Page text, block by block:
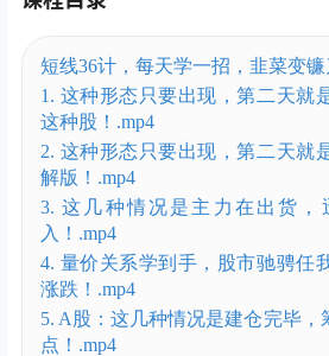
短线36计，每天学一招，韭菜变镰
1. 这种形态只要出现，第二天就
这种股！.mp4
2. 这种形态只要出现，第二天就
解版！.mp4
3. 这几种情况是主力在出货，
入！.mp4
4. 量价关系学到手，股市驰骋任
涨跌！.mp4
5. A股：这几种情况是建仓完毕，
点！.mp4